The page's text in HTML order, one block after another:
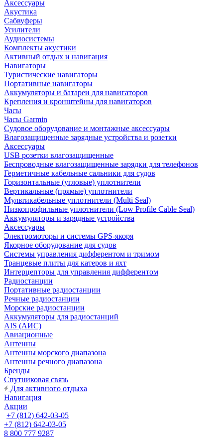
Аксессуары
Акустика
Сабвуферы
Усилители
Аудиосистемы
Комплекты акустики
Активный отдых и навигация
Навигаторы
Туристические навигаторы
Портативные навигаторы
Аккумуляторы и батареи для навигаторов
Крепления и кронштейны для навигаторов
Часы
Часы Garmin
Судовое оборудование и монтажные аксессуары
Влагозащищенные зарядные устройства и розетки
Аксессуары
USB розетки влагозащищенные
Беспроводные влагозащищенные зарядки для телефонов
Герметичные кабельные сальники для судов
Горизонтальные (угловые) уплотнители
Вертикальные (прямые) уплотнители
Мультикабельные уплотнители (Multi Seal)
Низкопрофильные уплотнители (Low Profile Cable Seal)
Аккумуляторы и зарядные устройства
Аксессуары
Электромоторы и системы GPS-якоря
Якорное оборудование для судов
Системы управления дифферентом и тримом
Транцевые плиты для катеров и яхт
Интерцепторы для управления дифферентом
Радиостанции
Портативные радиостанции
Речные радиостанции
Морские радиостанции
Аккумуляторы для радиостанций
AIS (АИС)
Авиационные
Антенны
Антенны морского диапазона
Антенны речного диапазона
Бренды
Спутниковая связь
Для активного отдыха
Навигация
Акции
+7 (812) 642-03-05
+7 (812) 642-03-05
8 800 777 9287